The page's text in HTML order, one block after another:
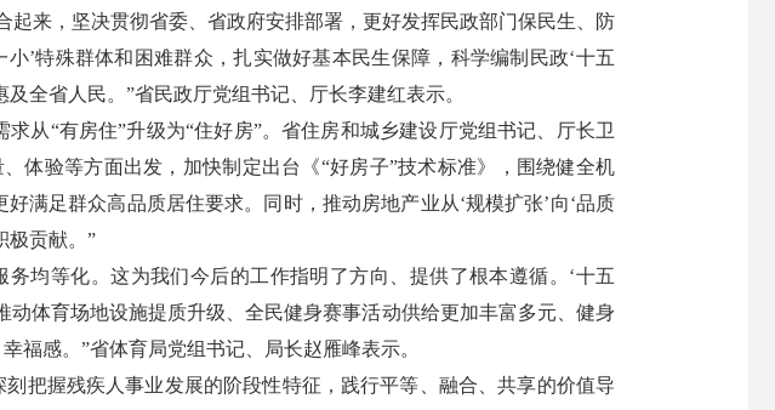
来，坚决贯彻省委、省政府安排部署，更好发挥民政部门保民生、防
’特殊群体和困难群众，扎实做好基本民生保障，科学编制民政‘十五
全省人民。”省民政厅党组书记、厅长李建红表示。
从“有房住”升级为“住好房”。省住房和城乡建设厅党组书记、厅长卫
体验等方面出发，加快制定出台《“好房子”技术标准》，围绕健全机
满足群众高品质居住要求。同时，推动房地产业从‘规模扩张’向‘品质
极贡献。”
均等化。这为我们今后的工作指明了方向、提供了根本遵循。‘十五
体育场地设施提质升级、全民健身赛事活动供给更加丰富多元、健身
福感。”省体育局党组书记、局长赵雁峰表示。
把握残疾人事业发展的阶段性特征，践行平等、融合、共享的价值导